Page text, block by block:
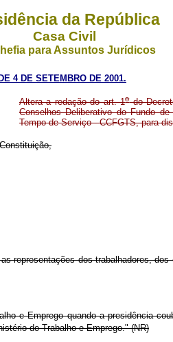
da República
Casa Civil
para Assuntos Jurídicos
4 DE SETEMBRO DE 2001.
Altera a redação do art. 1odo
Conselhos Deliberativo do Fundo
Tempo de Serviço - CCFGTS, para
representações dos trabalhadores,
e Emprego quando a presidência
do Trabalho e Emprego." (NR)